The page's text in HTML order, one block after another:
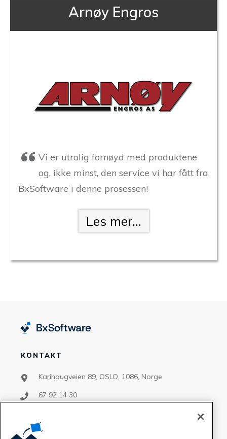
Arnøy Engros
Vi er utrolig fornøyd med produktene
og, ikke minst, den service vi har fått fra
BxSoftware i denne prosessen!
Les mer...
KONTAKT
Karihaugveien 89, OSLO, 1086, Norge
67 92 14 30
salg@bxsoftware.no